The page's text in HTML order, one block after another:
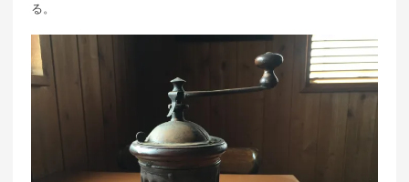
る。